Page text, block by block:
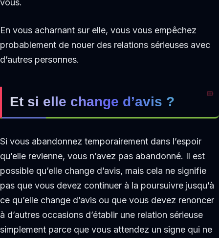
vous.
En vous acharnant sur elle, vous vous empêchez
probablement de nouer des relations sérieuses avec
d’autres personnes.
Et si elle change d’avis ?
Si vous abandonnez temporairement dans l’espoir
qu’elle revienne, vous n’avez pas abandonné. Il est
possible qu’elle change d’avis, mais cela ne signifie
pas que vous devez continuer à la poursuivre jusqu’à
ce qu’elle change d’avis ou que vous devez renoncer
à d’autres occasions d’établir une relation sérieuse
simplement parce que vous attendez un signe qui ne